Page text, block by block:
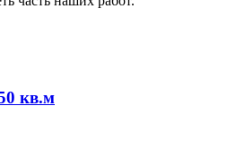
кв.м